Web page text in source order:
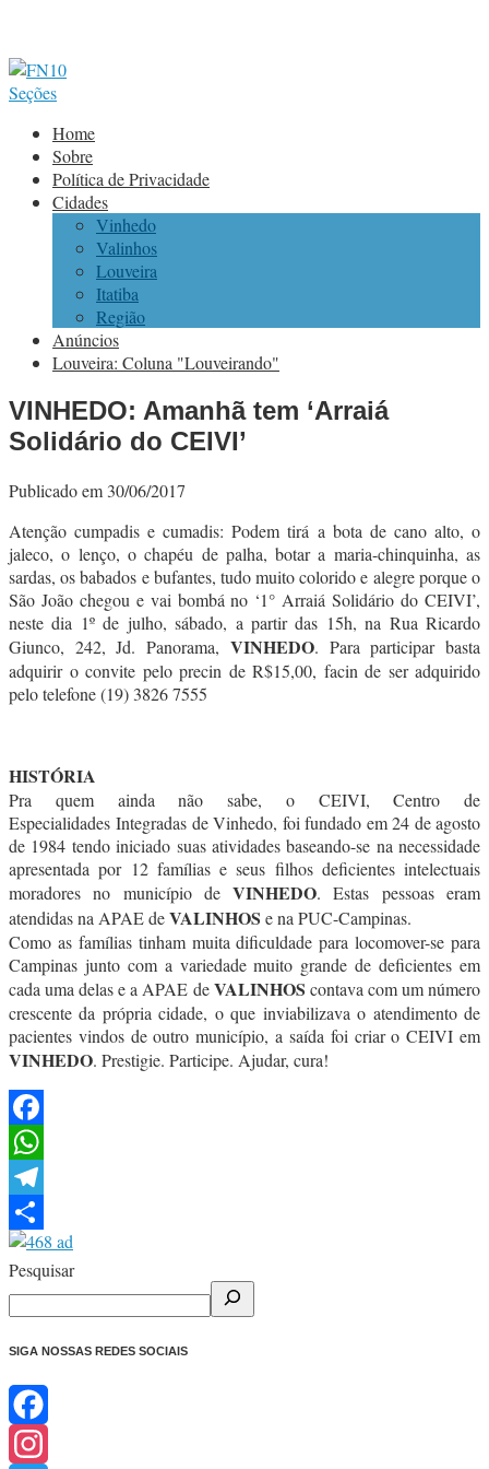
Seções
Home
Sobre
Política de Privacidade
Cidades
Vinhedo
Valinhos
Louveira
Itatiba
Região
Anúncios
Louveira: Coluna "Louveirando"
VINHEDO: Amanhã tem ‘Arraiá
Solidário do CEIVI’
Publicado em 30/06/2017
Atenção cumpadis e cumadis: Podem tirá a bota de cano alto, o
jaleco, o lenço, o chapéu de palha, botar a maria-chinquinha, as
sardas, os babados e bufantes, tudo muito colorido e alegre porque o
São João chegou e vai bombá no ‘1° Arraiá Solidário do CEIVI’,
neste dia 1º de julho, sábado, a partir das 15h, na Rua Ricardo
Giunco, 242, Jd. Panorama, VINHEDO. Para participar basta
adquirir o convite pelo precin de R$15,00, facin de ser adquirido
pelo telefone (19) 3826 7555
HISTÓRIA
Pra quem ainda não sabe, o CEIVI, Centro de
Especialidades Integradas de Vinhedo, foi fundado em 24 de agosto
de 1984 tendo iniciado suas atividades baseando-se na necessidade
apresentada por 12 famílias e seus filhos deficientes intelectuais
moradores no município deVINHEDO. Estas pessoas eram
atendidas na APAE deVALINHOS e na PUC-Campinas.
Como as famílias tinham muita dificuldade para locomover-se para
Campinas junto com a variedade muito grande de deficientes em
cada uma delas e a APAE deVALINHOS contava com um número
crescente da própria cidade, o que inviabilizava o atendimento de
pacientes vindos de outro município, a saída foi criar o CEIVI em
VINHEDO. Prestigie. Participe. Ajudar, cura!
Facebook
WhatsApp
Telegram
Share
Pesquisar
SIGA NOSSAS REDES SOCIAIS
Facebook